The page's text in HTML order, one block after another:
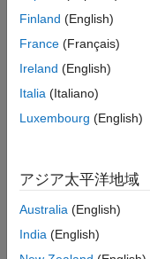
Reset a TDMS
tdmsds =
    ⋮
Input
Finland (English)
France (Français)
Ireland (English)
Italia (Italiano)
Luxembourg (English)
アジア太平洋地域
Australia (English)
India (English)